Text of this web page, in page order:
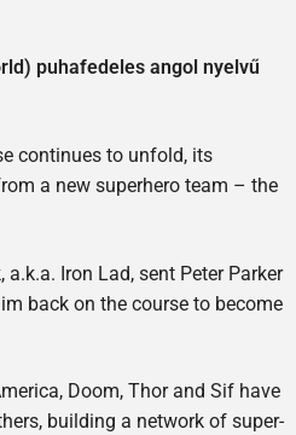
puhafedeles angol nyelvű
continues to unfold, its
a new superhero team – the
Iron Lad, sent Peter Parker
back on the course to become
Doom, Thor and Sif have
building a network of super-